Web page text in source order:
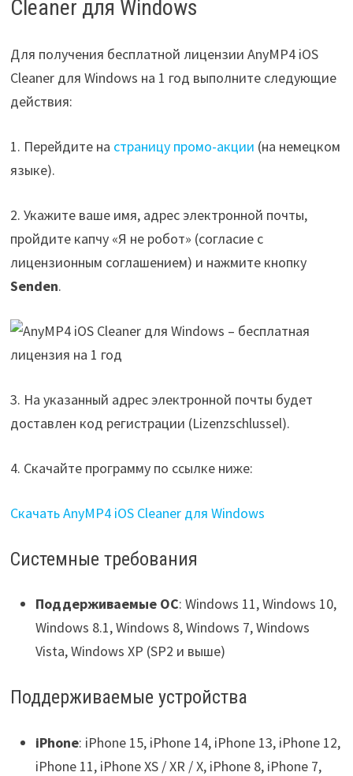
Cleaner для Windows
Для получения бесплатной лицензии AnyMP4 iOS
Cleaner для Windows на 1 год выполните следующие
действия:
1. Перейдите на страницу промо-акции (на немецком
языке).
2. Укажите ваше имя, адрес электронной почты,
пройдите капчу «Я не робот» (согласие с
лицензионным соглашением) и нажмите кнопку
Senden.
3. На указанный адрес электронной почты будет
доставлен код регистрации (Lizenzschlussel).
4. Скачайте программу по ссылке ниже:
Скачать AnyMP4 iOS Cleaner для Windows
Системные требования
Поддерживаемые ОС: Windows 11, Windows 10,
Windows 8.1, Windows 8, Windows 7, Windows
Vista, Windows XP (SP2 и выше)
Поддерживаемые устройства
iPhone: iPhone 15, iPhone 14, iPhone 13, iPhone 12,
iPhone 11, iPhone XS / XR / X, iPhone 8, iPhone 7,